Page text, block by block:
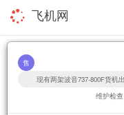
飞机网
售
现有两架波音737-800F货机
维护检